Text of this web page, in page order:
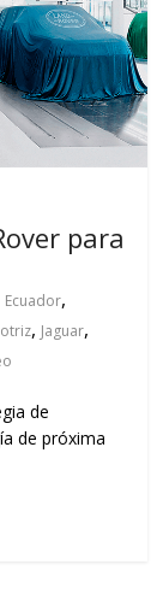
para
Ecuador,
, Jaguar,
de
de próxima